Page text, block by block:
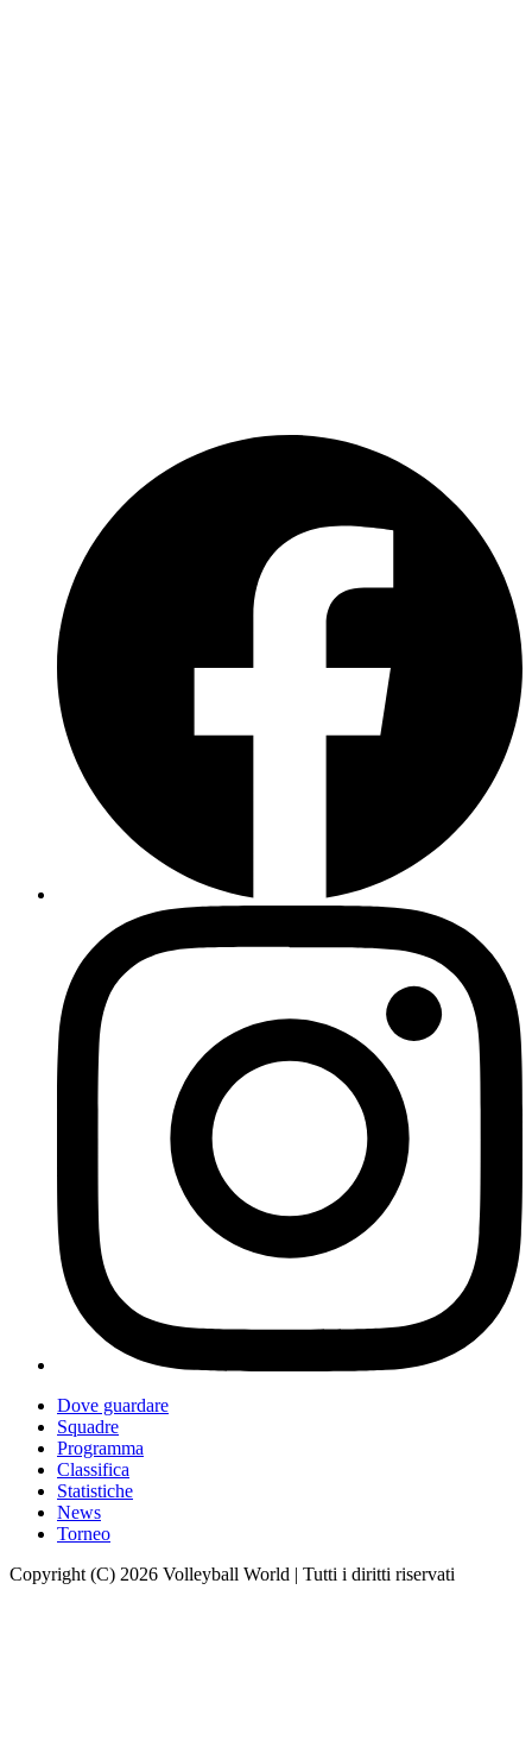
Dove guardare
Squadre
Programma
Classifica
Statistiche
News
Torneo
Copyright (C) 2026 Volleyball World | Tutti i diritti riservati